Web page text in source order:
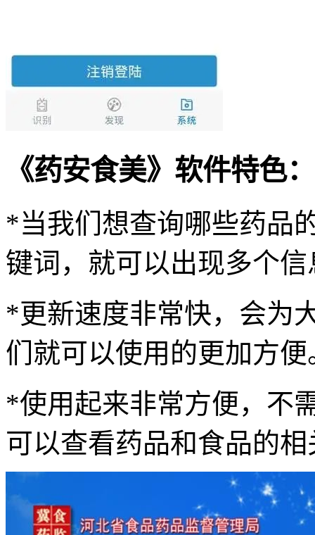
《药安食美》软件特色：
*当我们想查询哪些药品
键词，就可以出现多个信
*更新速度非常快，会为
们就可以使用的更加方便
*使用起来非常方便，不
可以查看药品和食品的